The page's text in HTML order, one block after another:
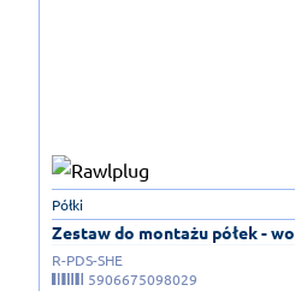
Zestaw do montażu półek -
Półki
R-PDS-SHE
5906675098029